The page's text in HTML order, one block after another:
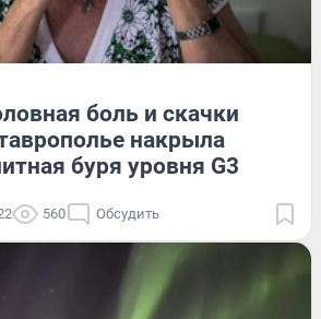
боль и скачки
накрыла
буря уровня G3
560 Обсудить